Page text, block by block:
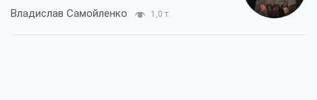
Владислав Самойленко 1,0 т.